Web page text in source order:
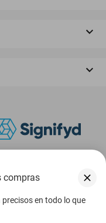
compras
en todo lo que